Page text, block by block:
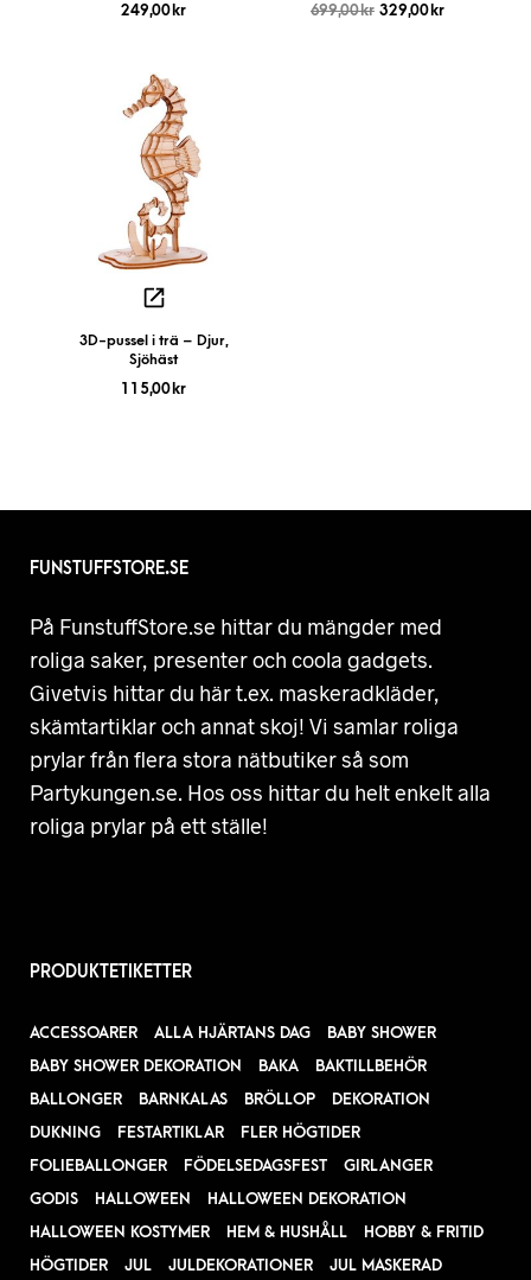
249,00 kr 699,00kr 329,00 kr
3D-pussel i trä – Djur,
Sjöhäst
115,00 kr
FUNSTUFFSTORE.SE
På FunstuffStore.se hittar du mängder med
roliga saker, presenter och coola gadgets.
Givetvis hittar du här t.ex. maskeradkläder,
skämtartiklar och annat skoj! Vi samlar roliga
prylar från flera stora nätbutiker så som
Partykungen.se. Hos oss hittar du helt enkelt alla
roliga prylar på ett ställe!
PRODUKTETIKETTER
ACCESSOARER ALLA HJÄRTANS DAG
BABY SHOWER
BABY SHOWER DEKORATION
BAKA
BAKTILLBEHÖR
BALLONGER
BARNKALAS BRÖLLOP
DEKORATION
DUKNING
FESTARTIKLAR
FLER HÖGTIDER
FOLIEBALLONGER
FÖDELSEDAGSFEST
GIRLANGER
GODIS
HALLOWEEN
HALLOWEEN DEKORATION
HALLOWEEN KOSTYMER
HEM & HUSHÅLL
HOBBY & FRITID
HÖGTIDER
JUL JULDEKORATIONER JUL MASKERAD